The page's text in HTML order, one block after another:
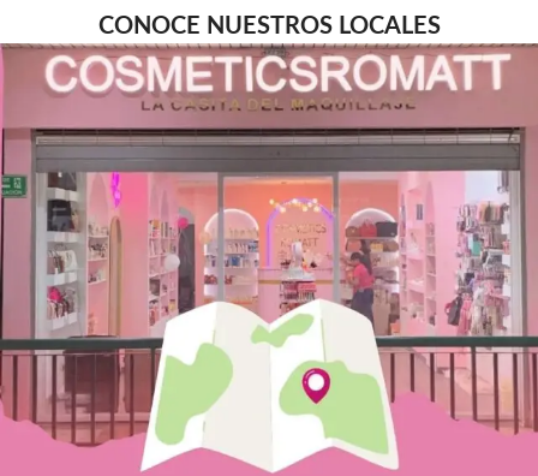
CONOCE NUESTROS LOCALES